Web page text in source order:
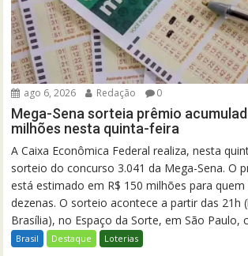
ago 6, 2026 Redação 0
Mega-Sena sorteia prêmio
milhões nesta quinta-feira
A Caixa Econômica Federal realiza, nesta
sorteio do concurso 3.041 da Mega-Sena. O
está estimado em R$ 150 milhões para quem
dezenas. O sorteio acontece a partir das 21h
Brasília), no Espaço da Sorte, em São Paulo,
Brasil Destaque Loterias